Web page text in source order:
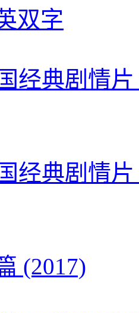
双字
经典剧情
经典剧情
(2017)